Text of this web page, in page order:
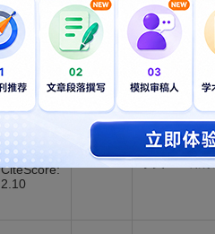
期刊指标
新锐期刊
分区表
学科领域
55
CiteScore:
2.10
4区
大类：数学
小类：应用